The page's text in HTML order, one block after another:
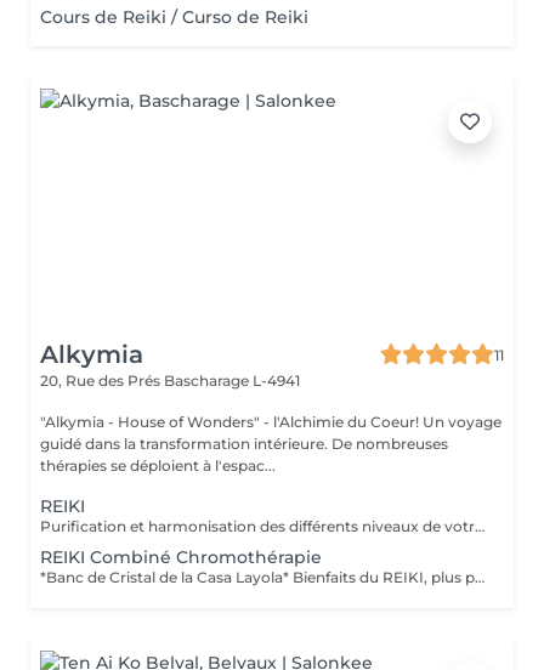
Cours de Reiki / Curso de Reiki
Alkymia
11
20, Rue des Prés Bascharage L-4941
"Alkymia - House of Wonders" - l'Alchimie du Coeur! Un voyage
guidé dans la transformation intérieure. De nombreuses
thérapies se déploient à l'espac...
REIKI
Purification et harmonisation des différents niveaux de votre être physique, émotionnel, mental et spirituel.
REIKI Combiné Chromothérapie
*Banc de Cristal de la Casa Layola* Bienfaits du REIKI, plus purification des corps subtils de l'Être dans sa globalité, permet une meilleure connexion à soi, une relaxation intense, un meilleur ancrage et une clarté d'esprit...